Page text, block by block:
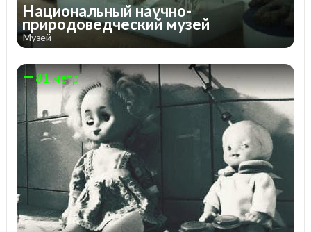
Национальный научно-
природоведческий музей
Музей
81 метр